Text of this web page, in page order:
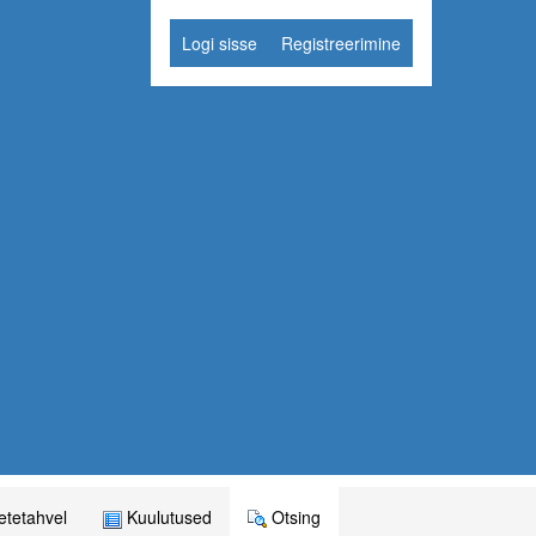
Logi sisse Registreerimine
Kuulutused Otsing